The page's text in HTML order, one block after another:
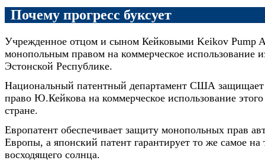
Почему прогресс буксует
Учрежденное отцом и сыном Кейковыми Keikov Pump
монопольным правом на коммерческое использование
Эстонской Республике.
Национальный патентный департамент США защищает
право Ю.Кейкова на коммерческое использование
стране.
Европатент обеспечивает защиту монопольных прав
Европы, а японский патент гарантирует то же самое
восходящего солнца.